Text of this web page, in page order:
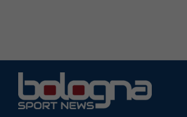
contenuto